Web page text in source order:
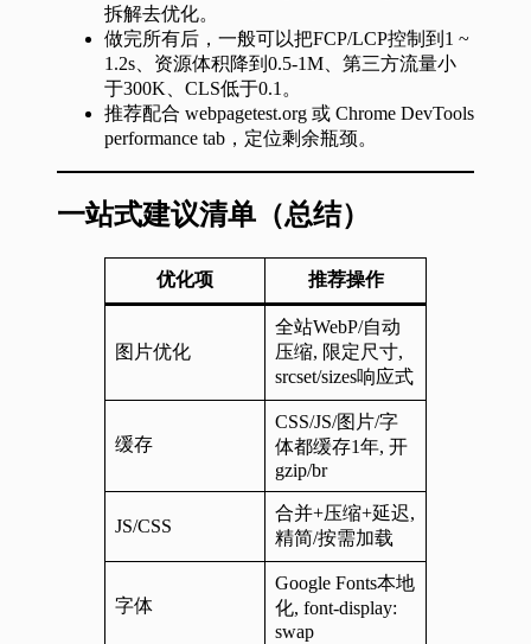
拆解去优化。
做完所有后，一般可以把FCP/LCP控制到1 ~
1.2s、资源体积降到0.5-1M、第三方流量小
于300K、CLS低于0.1。
推荐配合 webpagetest.org 或 Chrome DevTools
performance tab，定位剩余瓶颈。
一站式建议清单（总结）
优化项 推荐操作
图片优化
全站WebP/自动
压缩, 限定尺寸,
srcset/sizes响应式
缓存
CSS/JS/图片/字
体都缓存1年, 开
gzip/br
JS/CSS
合并+压缩+延迟,
精简/按需加载
字体
Google Fonts本地
化, font-display:
swap